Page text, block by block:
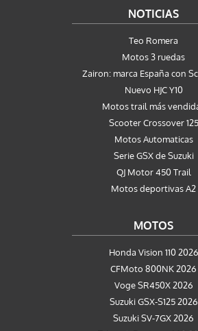
NOTICIAS
Teo Romera
Motos 3 ruedas
Zairon: marca España con
Nuevo HJC Y10
Motos trail más
Scooter Crossover 125
Motos Automaticas
Serie GSX de Suzuki
QJ Motor 450 Trail
Motos deportivas A2
MOTOS
Honda Vision 110 2026
CFMoto 800NK 2026
Voge SR450X 2026
Suzuki GSX-S125 2026
Suzuki SV-7GX 2026